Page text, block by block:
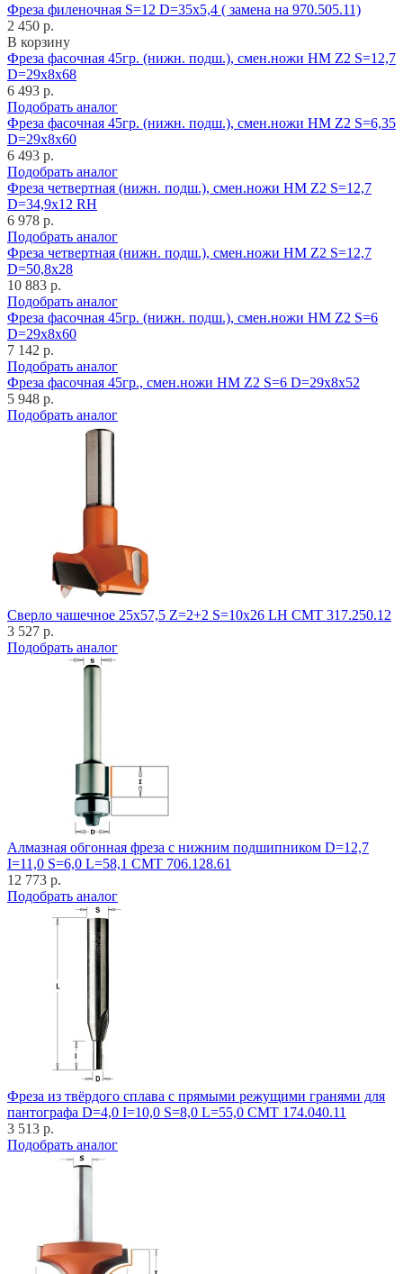
Фреза филеночная S=12 D=35x5,4 ( замена на 970.505.11)
2 450 р.
В корзину
Фреза фасочная 45гр. (нижн. подш.), смен.ножи HM Z2 S=12,7
D=29x8x68
6 493 р.
Подобрать аналог
Фреза фасочная 45гр. (нижн. подш.), смен.ножи HM Z2 S=6,35
D=29x8x60
6 493 р.
Подобрать аналог
Фреза четвертная (нижн. подш.), смен.ножи HM Z2 S=12,7
D=34,9x12 RH
6 978 р.
Подобрать аналог
Фреза четвертная (нижн. подш.), смен.ножи HM Z2 S=12,7
D=50,8x28
10 883 р.
Подобрать аналог
Фреза фасочная 45гр. (нижн. подш.), смен.ножи HM Z2 S=6
D=29x8x60
7 142 р.
Подобрать аналог
Фреза фасочная 45гр., смен.ножи HM Z2 S=6 D=29x8x52
5 948 р.
Подобрать аналог
Cверло чашечное 25x57,5 Z=2+2 S=10x26 LH CMT 317.250.12
3 527 р.
Подобрать аналог
Алмазная обгонная фреза с нижним подшипником D=12,7
I=11,0 S=6,0 L=58,1 CMT 706.128.61
12 773 р.
Подобрать аналог
Фреза из твёрдого сплава с прямыми режущими гранями для
пантографа D=4,0 I=10,0 S=8,0 L=55,0 CMT 174.040.11
3 513 р.
Подобрать аналог